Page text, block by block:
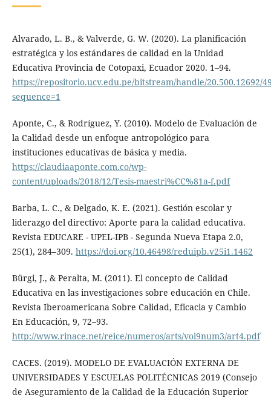
Alvarado, L. B., & Valverde, G. W. (2020). La planificación
estratégica y los estándares de calidad en la Unidad
Educativa Provincia de Cotopaxi, Ecuador 2020. 1–94.
https://repositorio.ucv.edu.pe/bitstream/handle/20.500.12692/
sequence=1
Aponte, C., & Rodríguez, Y. (2010). Modelo de Evaluación de
la Calidad desde un enfoque antropológico para
instituciones educativas de básica y media.
https://claudiaaponte.com.co/wp-
content/uploads/2018/12/Tesis-maestri%CC%81a-f.pdf
Barba, L. C., & Delgado, K. E. (2021). Gestión escolar y
liderazgo del directivo: Aporte para la calidad educativa.
Revista EDUCARE - UPEL-IPB - Segunda Nueva Etapa 2.0,
25(1), 284–309. https://doi.org/10.46498/reduipb.v25i1.1462
Bürgi, J., & Peralta, M. (2011). El concepto de Calidad
Educativa en las investigaciones sobre educación en Chile.
Revista Iberoamericana Sobre Calidad, Eficacia y Cambio
En Educación, 9, 72–93.
http://www.rinace.net/reice/numeros/arts/vol9num3/art4.pdf
CACES. (2019). MODELO DE EVALUACIÓN EXTERNA DE
UNIVERSIDADES Y ESCUELAS POLITÉCNICAS 2019 (Consejo
de Aseguramiento de la Calidad de la Educación Superior